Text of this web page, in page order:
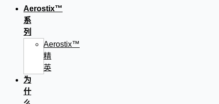
Aerostix™
系
列
Aerostix™
精
英
为
什